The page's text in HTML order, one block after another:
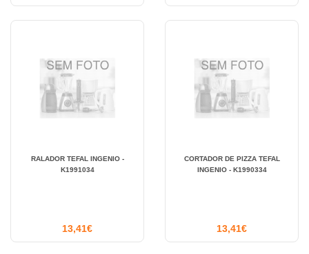
RALADOR TEFAL INGENIO -
K1991034
13,41€
CORTADOR DE PIZZA TEFAL
INGENIO - K1990334
13,41€